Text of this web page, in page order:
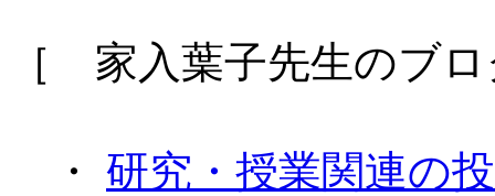
［ 家入葉子先生のブ
・ 研究・授業関連の